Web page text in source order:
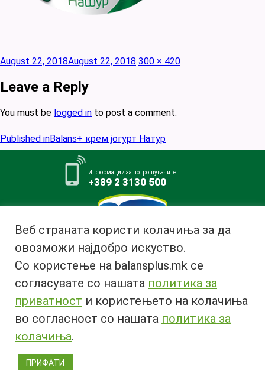
Posted
August 22, 2018August 22, 2018 Full
300 × 420
Leave a Reply
You must be logged in to post a comment.
Post
navigation
Published inBalans+ крем јогурт Натур
Информации за потрошувачите:
+389 2 3130 500
Млекара АД Битола
ул. Ѓурчин Наумов Пљакот бр.1,
7000 Битола, Република
Македонија
Тел:+389 47 226 380
Факс: +389 47 237 073
© 2018 Copyright | All rights reserved 2018 ® |
Веб страната користи колачиња за да
овозможи најдобро искуство.
Со користење на balansplus.mk се
согласувате со нашата политика за
приватност и користењето на колачиња
во согласност со нашата политика за
колачиња.
ПРИФАТИ